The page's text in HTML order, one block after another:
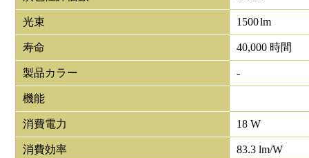
光束 1500lm
寿命 40,000 時間
製品カラー -
機能
消費電力 18 W
消費効率 83.3 lm/W